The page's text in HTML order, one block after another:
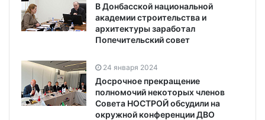
В Донбасской национальной
академии строительства и
архитектуры заработал
Попечительский совет
24 января 2024
Досрочное прекращение
полномочий некоторых членов
Совета НОСТРОЙ обсудили на
окружной конференции ДВО